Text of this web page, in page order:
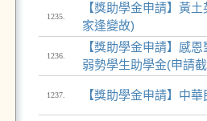
1235.
【獎助學金申請】黃
家逢變故)
1236.
【獎助學金申請】感
弱勢學生助學金(申請
1237. 【獎助學金申請】中